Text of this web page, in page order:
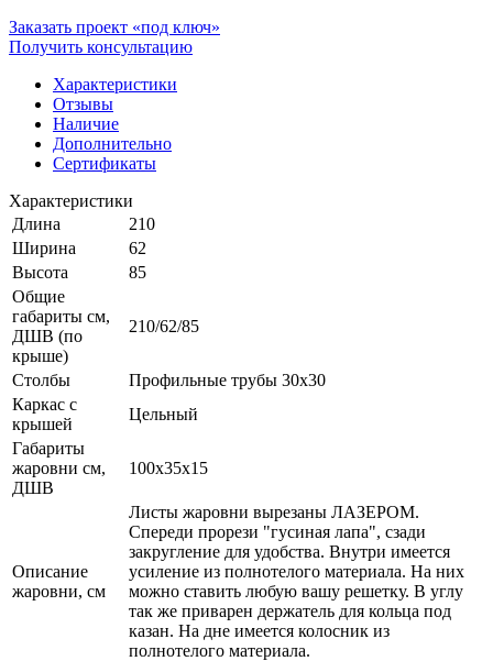
Заказать проект «под ключ»
Получить консультацию
Характеристики
Отзывы
Наличие
Дополнительно
Сертификаты
Характеристики
Длина
210
Ширина
62
Высота
85
Общие
габариты см,
ДШВ (по
крыше)
210/62/85
Столбы
Профильные трубы 30x30
Каркас с
крышей
Цельный
Габариты
жаровни см,
ДШВ
100x35x15
Описание
жаровни, см
Листы жаровни вырезаны ЛАЗЕРОМ.
Спереди прорези "гусиная лапа", сзади
закругление для удобства. Внутри имеется
усиление из полнотелого материала. На них
можно ставить любую вашу решетку. В углу
так же приварен держатель для кольца под
казан. На дне имеется колосник из
полнотелого материала.